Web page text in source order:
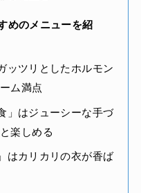
めのメニューを紹
ッツリとしたホルモン
ム満点
」はジューシーな手づ
楽しめる
はカリカリの衣が香ば